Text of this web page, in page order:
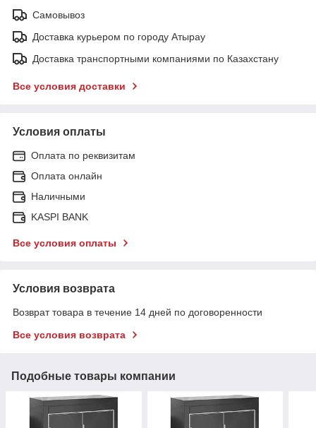
Самовывоз
Доставка курьером по городу Атырау
Доставка транспортными компаниями по Казахстану
Все условия доставки
Условия оплаты
Оплата по реквизитам
Оплата онлайн
Наличными
KASPI BANK
Все условия оплаты
Условия возврата
Возврат товара в течение 14 дней по договоренности
Все условия возврата
Подобные товары компании